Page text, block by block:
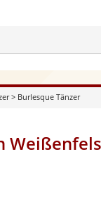
> Burlesque Tänzer